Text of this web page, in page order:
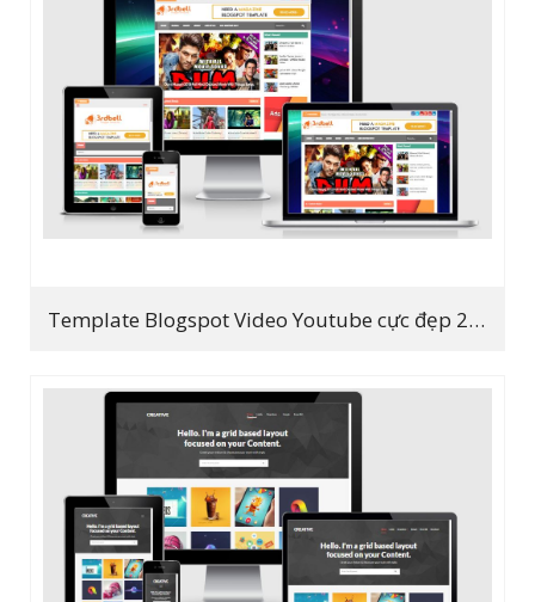
Template Blogspot Video Youtube cực đẹp 2019